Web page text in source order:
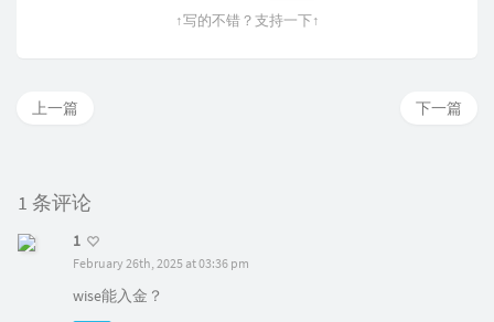
↑写的不错？支持一下↑
下一篇
上一篇
1 条评论
1
February 26th, 2025 at 03:36 pm
wise能入金？